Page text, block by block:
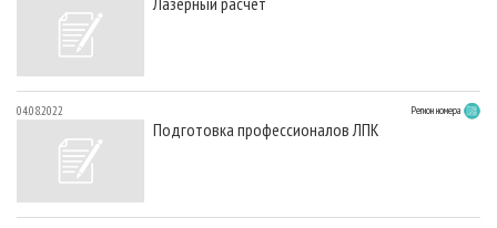
04.08.2022 Регион номера
Подготовка профессионалов ЛПК